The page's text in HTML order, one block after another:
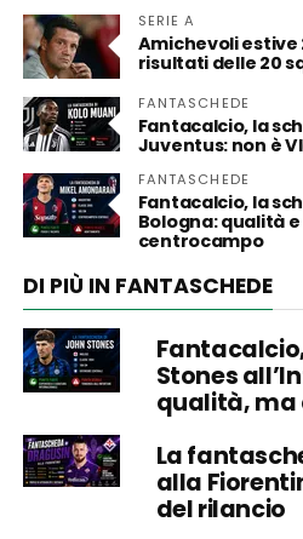
SERIE A
Amichevoli estive
risultati delle 20
FANTASCHEDE
Fantacalcio, la
Juventus: non è
FANTASCHEDE
Fantacalcio, la
Bologna: qualità
centrocampo
DI PIÙ IN FANTASCHEDE
Stones
qualità,
La
alla
del rilancio